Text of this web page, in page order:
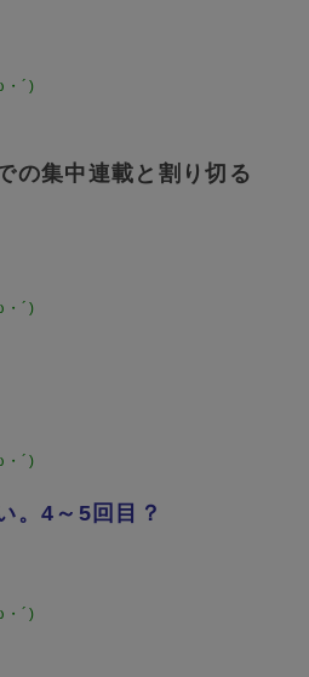
・´)
の集中連載と割り切る
・´)
・´)
。4～5回目？
・´)